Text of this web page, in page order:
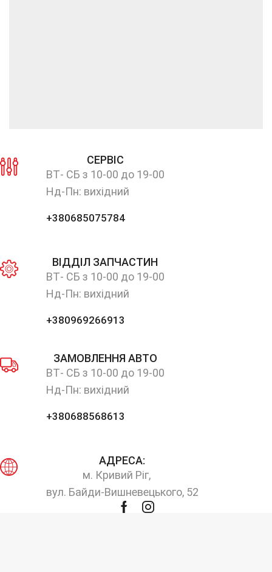
СЕРВІС
ВТ- СБ з 10-00 до 19-00
Нд-Пн: вихідний
+380685075784
ВІДДІЛ ЗАПЧАСТИН
ВТ- СБ з 10-00 до 19-00
Нд-Пн: вихідний
+380969266913
ЗАМОВЛЕННЯ АВТО
ВТ- СБ з 10-00 до 19-00
Нд-Пн: вихідний
+380688568613
АДРЕСА:
м. Кривий Ріг,
вул. Байди-Вишневецького, 52
FacebookInstagram